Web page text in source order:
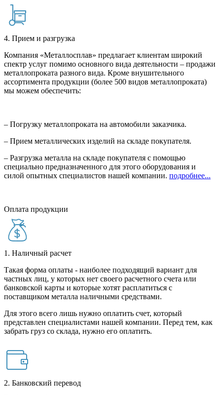
4. Прием и разгрузка
Компания «Металлосплав» предлагает клиентам широкий
спектр услуг помимо основного вида деятельности – продажи
металлопроката разного вида. Кроме внушительного
ассортимента продукции (более 500 видов металлопроката)
мы можем обеспечить:
– Погрузку металлопроката на автомобили заказчика.
– Прием металлических изделий на складе покупателя.
– Разгрузка металла на складе покупателя с помощью
специально предназначенного для этого оборудования и
силой опытных специалистов нашей компании. подробнее...
Оплата продукции
1. Наличный расчет
Такая форма оплаты - наиболее подходящий вариант для
частных лиц, у которых нет своего расчетного счета или
банковской карты и которые хотят расплатиться с
поставщиком металла наличными средствами.
Для этого всего лишь нужно оплатить счет, который
представлен специалистами нашей компании. Перед тем, как
забрать груз со склада, нужно его оплатить.
2. Банковский перевод